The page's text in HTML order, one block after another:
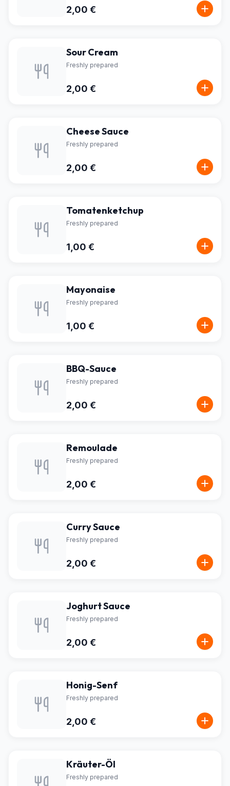
2,00 €
Sour Cream
Freshly prepared
2,00 €
Cheese Sauce
Freshly prepared
2,00 €
Tomatenketchup
Freshly prepared
1,00 €
Mayonaise
Freshly prepared
1,00 €
BBQ-Sauce
Freshly prepared
2,00 €
Remoulade
Freshly prepared
2,00 €
Curry Sauce
Freshly prepared
2,00 €
Joghurt Sauce
Freshly prepared
2,00 €
Honig-Senf
Freshly prepared
2,00 €
Kräuter-Öl
Freshly prepared